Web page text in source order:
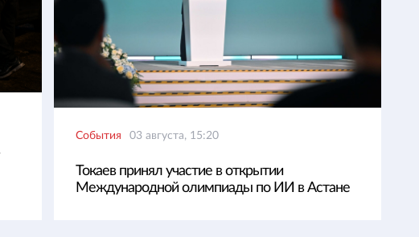
События 03 августа, 15:20
Токаев принял участие в открытии
Международной олимпиады по ИИ в Астане